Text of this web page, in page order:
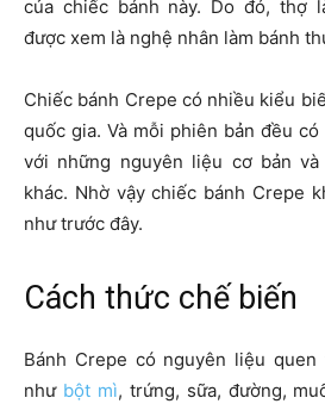
của chiếc bánh này. Do đó, thợ
được xem là nghệ nhân làm bánh
Chiếc bánh Crepe có nhiều kiểu
quốc gia. Và mỗi phiên bản đều
với những nguyên liệu cơ bản
khác. Nhờ vậy chiếc bánh Crepe
như trước đây.
Cách thức chế biến
Bánh Crepe có nguyên liệu
như bột mì, trứng, sữa, đường,